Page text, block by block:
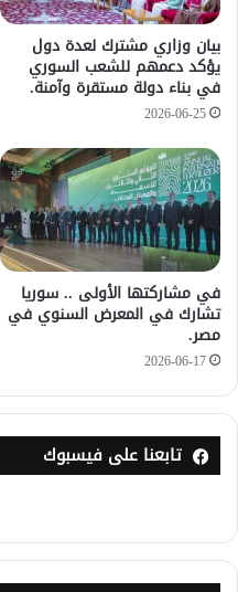
بيان وزاري مشترك لعدة دول
يؤكد دعمهم للشعب السوري
في بناء دولة مستقرة وآمنة.
2026-06-25
في مشاركتها الأولى .. سوريا
تشارك في المعرض السنوي في
مصر.
2026-06-17
تابعنا على فيسبوك